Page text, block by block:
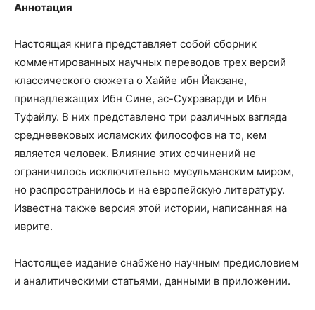
Аннотация
Настоящая книга представляет собой сборник
комментированных научных переводов трех версий
классического сюжета о Хаййе ибн Йакзане,
принадлежащих Ибн Сине, ас-Сухраварди и Ибн
Туфайлу. В них представлено три различных взгляда
средневековых исламских философов на то, кем
является человек. Влияние этих сочинений не
ограничилось исключительно мусульманским миром,
но распространилось и на европейскую литературу.
Известна также версия этой истории, написанная на
иврите.
Настоящее издание снабжено научным предисловием
и аналитическими статьями, данными в приложении.